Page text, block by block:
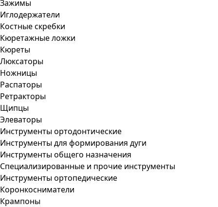
Зажимы
Иглодержатели
Костные скребки
Кюретажные ложки
Кюреты
Люксаторы
Ножницы
Распаторы
Ретракторы
Щипцы
Элеваторы
Инструменты ортодонтические
Инструменты для формирования дуги
Инструменты общего назначения
Специализированные и прочие инструменты
Инструменты ортопедические
Коронкосниматели
Крампоны